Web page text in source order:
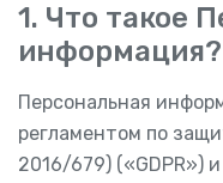
1. Что такое
информация?
Персональная
регламентом по
2016/679) («GDPR»)